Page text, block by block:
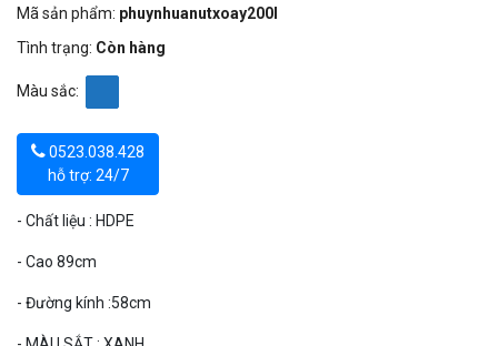
Mã sản phẩm: phuynhuanutxoay200l
Tình trạng: Còn hàng
Màu sắc:
0523.038.428
hỗ trợ: 24/7
- Chất liệu : HDPE
- Cao 89cm
- Đường kính :58cm